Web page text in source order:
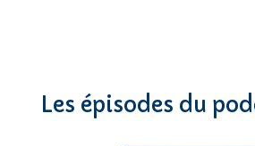
Les épisodes du